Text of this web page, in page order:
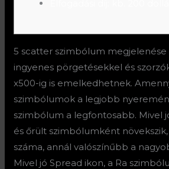
5 scatter szimbólum
ingyenes pörgetésekkel és
x500-ig is emelkedhetnek.
szimbólumok a legjobb
szimbólum a legfontosabb. Mivel
és őrült szimbólumként
száma, annál valószínűbb a
Mivel jó Spread ikon, a Ra